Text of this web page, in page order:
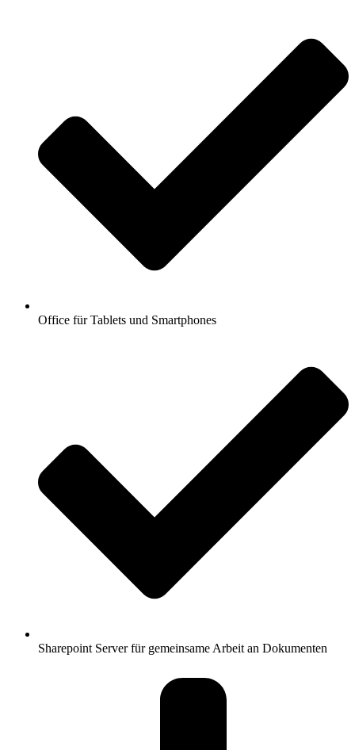
Office für Tablets und Smartphones
Sharepoint Server für gemeinsame Arbeit an Dokumenten